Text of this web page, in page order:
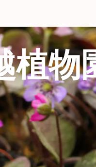
植物